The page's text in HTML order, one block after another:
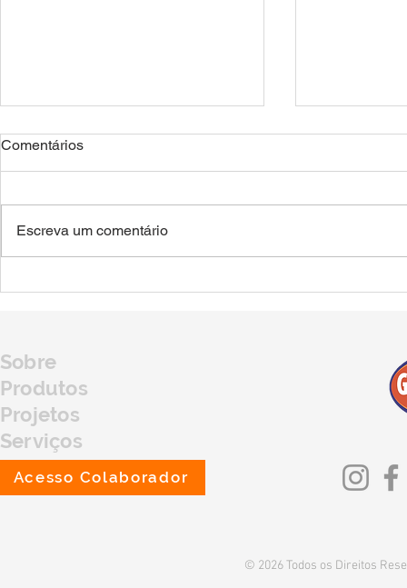
Comentários
Escreva um comentário
Sobre
Produtos
Projetos
Serviços
Fale Conosco
Acesso Colaborador
© 2026 Todos os Direitos